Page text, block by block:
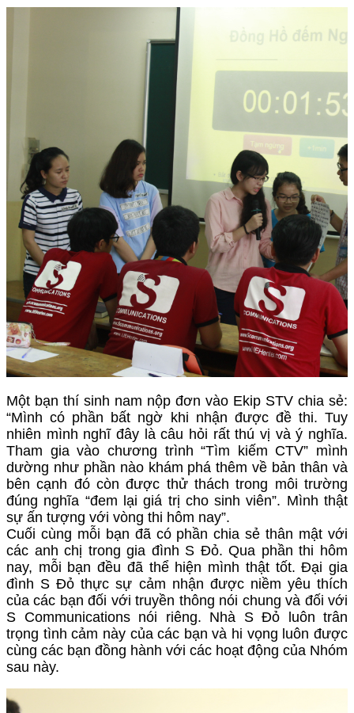
Một bạn thí sinh nam nộp đơn vào Ekip STV chia sẻ:
“Mình có phần bất ngờ khi nhận được đề thi. Tuy
nhiên mình nghĩ đây là câu hỏi rất thú vị và ý nghĩa.
Tham gia vào chương trình “Tìm kiếm CTV” mình
dường như phần nào khám phá thêm về bản thân và
bên cạnh đó còn được thử thách trong môi trường
đúng nghĩa “đem lại giá trị cho sinh viên”. Mình thật
sự ấn tượng với vòng thi hôm nay”.
Cuối cùng mỗi bạn đã có phần chia sẻ thân mật với
các anh chị trong gia đình S Đỏ. Qua phần thi hôm
nay, mỗi bạn đều đã thể hiện mình thật tốt. Đại gia
đình S Đỏ thực sự cảm nhận được niềm yêu thích
của các bạn đối với truyền thông nói chung và đối với
S Communications nói riêng. Nhà S Đỏ luôn trân
trọng tình cảm này của các bạn và hi vọng luôn được
cùng các bạn đồng hành với các hoạt động của Nhóm
sau này.